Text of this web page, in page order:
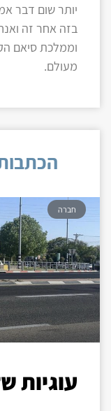
יותר שום דבר
בזה אחר זה
וממלכת סיאם
מעולם.
חברה
עוגיות